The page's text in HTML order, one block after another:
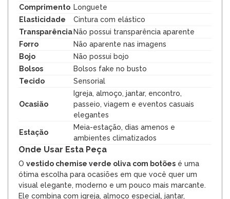
Comprimento Longuete
Elasticidade
Cintura com elástico
TransparênciaNão possui transparência aparente
Forro
Não aparente nas imagens
Bojo
Não possui bojo
Bolsos
Bolsos fake no busto
Tecido
Sensorial
Ocasião
Igreja, almoço, jantar, encontro,
passeio, viagem e eventos casuais
elegantes
Estação
Meia-estação, dias amenos e
ambientes climatizados
Onde Usar Esta Peça
O vestido chemise verde oliva com botões é uma
ótima escolha para ocasiões em que você quer um
visual elegante, moderno e um pouco mais marcante.
Ele combina com igreja, almoço especial, jantar,